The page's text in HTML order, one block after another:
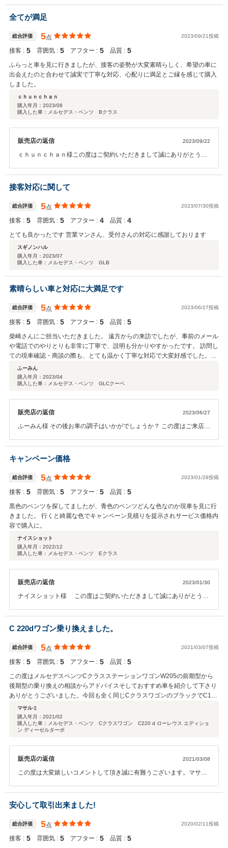
うれしく思います。 お客様に喜んで頂けることが、何よりも励みにな
ります。お近くへお越しの際は ぜひお気軽にお立ち寄りください。 今
後ともどうぞ宜しくお願い致します。
全てが満足
総合評価 5点 2023/09/21投稿
接客 : 5 雰囲気 : 5 アフター : 5 品質 : 5
ふらっと車を見に行きましたが、接客の姿勢が大変素晴らしく、希望の車に
出会えたのと合わせて誠実で丁寧な対応、心配りに満足とご縁を感じて購入
しました。
ｃｈｕｎｃｈａｎ
購入年月： 2023/08
購入した車：メルセデス・ベンツ Bクラス
販売店の返信 2023/09/22
ｃｈｕｎｃｈａｎ様この度はご契約いただきまして誠にありがとうご
な高い評価をいただきまして、社員一同心から感謝しております。何
かお困りの際はぜひお気軽にお立ち寄りください。今後とも、どうぞ
宜しくお願い致します。
接客対応に関して
総合評価 5点 2023/07/30投稿
接客 : 5 雰囲気 : 5 アフター : 4 品質 : 4
とても良かったです 営業マンさん、受付さんの対応に感謝しております
スギノンハル
購入年月： 2023/07
購入した車：メルセデス・ベンツ GLB
素晴らしい車と対応に大満足です
総合評価 5点 2023/06/27投稿
接客 : 5 雰囲気 : 5 アフター : 5 品質 : 5
柴崎さんにご担当いただきました。 遠方からの来訪でしたが、事前のメール
や電話でのやりとりも非常に丁寧で、説明も分かりやすかったです。 訪問し
ての現車確認・商談の際も、とても温かく丁寧な対応で大変好感でした。
（個人の好みかもしれませんが、ヤナセ系のキラキラした接客よりも、人情
味溢れる柴崎さんの感じがとても安心感がありました） 遠方への納車となり
ましたが、納車まで責任を持って対応くださり、バッチリ整備や磨きをかけ
さりとても心強いです。 車両自体はさすがのGLCクーペ、レクサスRXより
も乗り味がしっかりしており、sportsモードですとさらにアクセルやハンド
ターと柴崎さんには本当にお世話になり感謝しています。 ありがとうござい
ました。
ふーみん
購入年月： 2023/04
購入した車：メルセデス・ベンツ GLCクーペ
販売店の返信 2023/06/27
ふーみん様 その後お車の調子はいかがでしょうか？ この度はご来店か
な高い評価のクチコミを頂き、大変うれしく思います。 お客様に喜ん
で頂けることが、何よりも励みになります。 早速サーフィンにもお使
幸いです、 関西にお越しの際は、ぜひお気軽にお立ち寄りください。
今後ともどうぞ宜しくお願い致します。
キャンペーン価格
総合評価 5点 2023/01/28投稿
接客 : 5 雰囲気 : 5 アフター : 5 品質 : 5
黒色のベンツを探してましたが、青色のベンツどんな色なのか現車を見に行
きました。 行くと綺麗な色でキャンペーン見積りを提示されサービス価格内
容で購入に。
ナイスショット
購入年月： 2022/12
購入した車：メルセデス・ベンツ Eクラス
販売店の返信 2023/01/30
ナイスショット様 この度はご契約いただきまして誠にありがとうご
な高い評価をいただきまして、社員一同心から感謝しております。何
かお困りの際はぜひお気軽にお立ち寄りください。今後とも、どうぞ
宜しくお願い致します。
C 220dワゴン乗り換えました。
総合評価 5点 2021/03/07投稿
接客 : 5 雰囲気 : 5 アフター : 5 品質 : 5
この度はメルセデスベンツCクラスステーションワゴンW205の前期型から
後期型の乗り換えの相談からアドバイスそしておすすめ車を紹介して下さり
ありがとうございました。今回も全く同じCクラスワゴンのブラックでC180
からC220dと変わりエクステリアの見た目はほぼ同じですがマイナーチェン
ジもあって内外装共に多少の変化は感じられてます。何よりもこのCクラス
ステーションワゴンが好きなので満足できる車に出会えたので嬉しく思って
います。担当者のY様は前回同様親切に対応してくださりありがとうござい
ました。この次の新型Cクラスワゴンの乗り換えを考えますのでその時はま
た宜しくお願い致します。メルセデスベンツ伊丹サーティファイドカーセン
ターのスタッフの皆さんは親切で良いお店です。是非ベンツの購入をお考え
の方は一度お尋ね下さい。きっと素敵なベンツに出会えると思います。
マサルミ
購入年月： 2021/02
購入した車：メルセデス・ベンツ Cクラスワゴン C220 d ローレウス エディショ
ン ディーゼルターボ
販売店の返信 2021/03/08
この度は大変嬉しいコメントして頂き誠に有難うございます。マサル
す。今後も可能な限りサポートさせて頂きますので末永いお付き合い
何卒宜しくお願い致します。 この度は本当に有難うございました。失
礼致します。
安心して取引出来ました!
総合評価 5点 2020/02/11投稿
接客 : 5 雰囲気 : 5 アフター : 5 品質 : 5